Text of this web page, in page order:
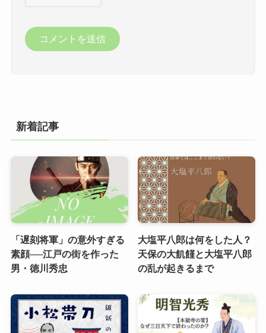
新着記事
「遅刻将軍」の意外すぎる
素顔──江戸の街を作った
男・徳川秀忠
大塩平八郎は何をした人？
天保の大飢饉と大塩平八郎
の乱が起きるまで